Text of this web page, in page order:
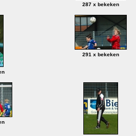
287 x bekeken
291 x bekeken